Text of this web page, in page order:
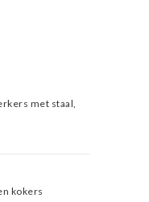
met staal,
kokers